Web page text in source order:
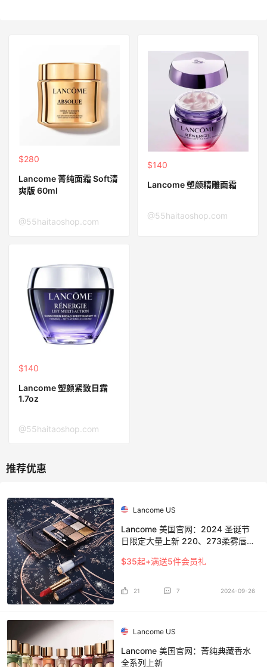
$280
Lancome 菁纯面霜 Soft清
爽版 60ml
@55haitaoshop.com
$140
Lancome 塑颜精雕面霜
@55haitaoshop.com
$140
Lancome 塑颜紧致日霜
1.7oz
@55haitaoshop.com
Lancome US
Lancome 美国官网：2024 圣诞节
日限定大量上新 220、273柔雾唇膏
$35起+满送5件会员礼
21 7 2024-09-26
Lancome US
Lancome 美国官网：菁纯典藏香水
全系列上新